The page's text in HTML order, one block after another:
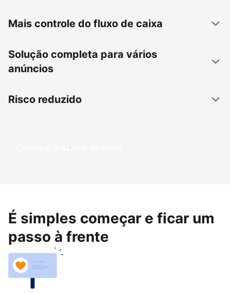
Mais controle do fluxo de caixa
Solução completa para vários
anúncios
Risco reduzido
Começar a ganhar dinheiro
É simples começar e ficar um
passo à frente